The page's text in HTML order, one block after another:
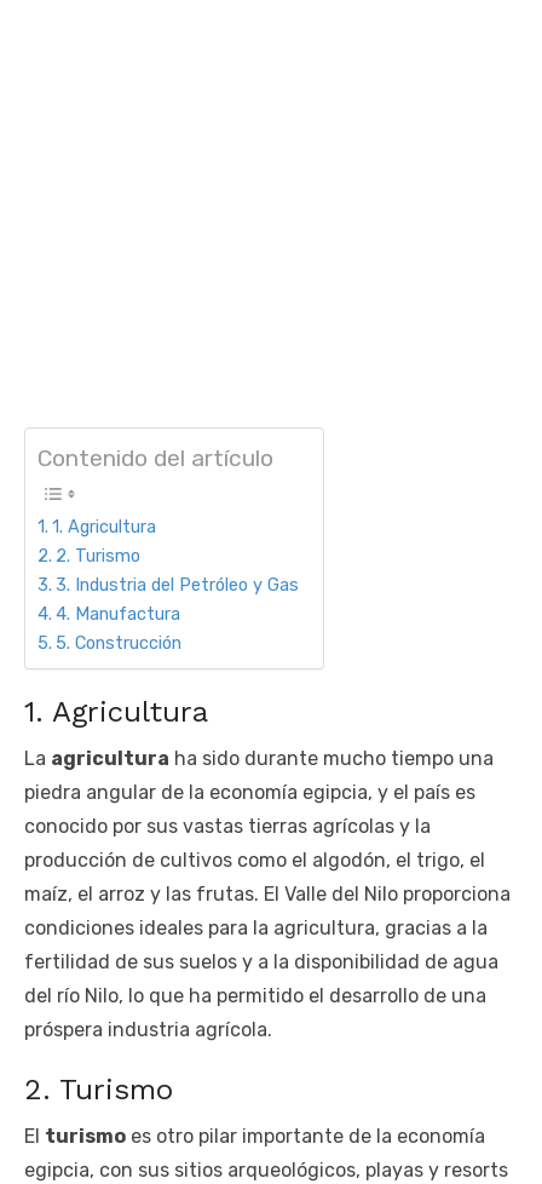
Contenido del artículo
1. Agricultura
2. Turismo
3. Industria del Petróleo y Gas
4. Manufactura
5. Construcción
1. Agricultura
La agricultura ha sido durante mucho tiempo una
piedra angular de la economía egipcia, y el país es
conocido por sus vastas tierras agrícolas y la
producción de cultivos como el algodón, el trigo, el
maíz, el arroz y las frutas. El Valle del Nilo proporciona
condiciones ideales para la agricultura, gracias a la
fertilidad de sus suelos y a la disponibilidad de agua
del río Nilo, lo que ha permitido el desarrollo de una
próspera industria agrícola.
2. Turismo
El turismo es otro pilar importante de la economía
egipcia, con sus sitios arqueológicos, playas y resorts